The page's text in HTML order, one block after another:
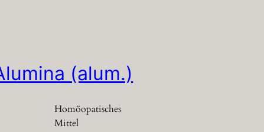
(alum.)
Homöopatisches
Mittel